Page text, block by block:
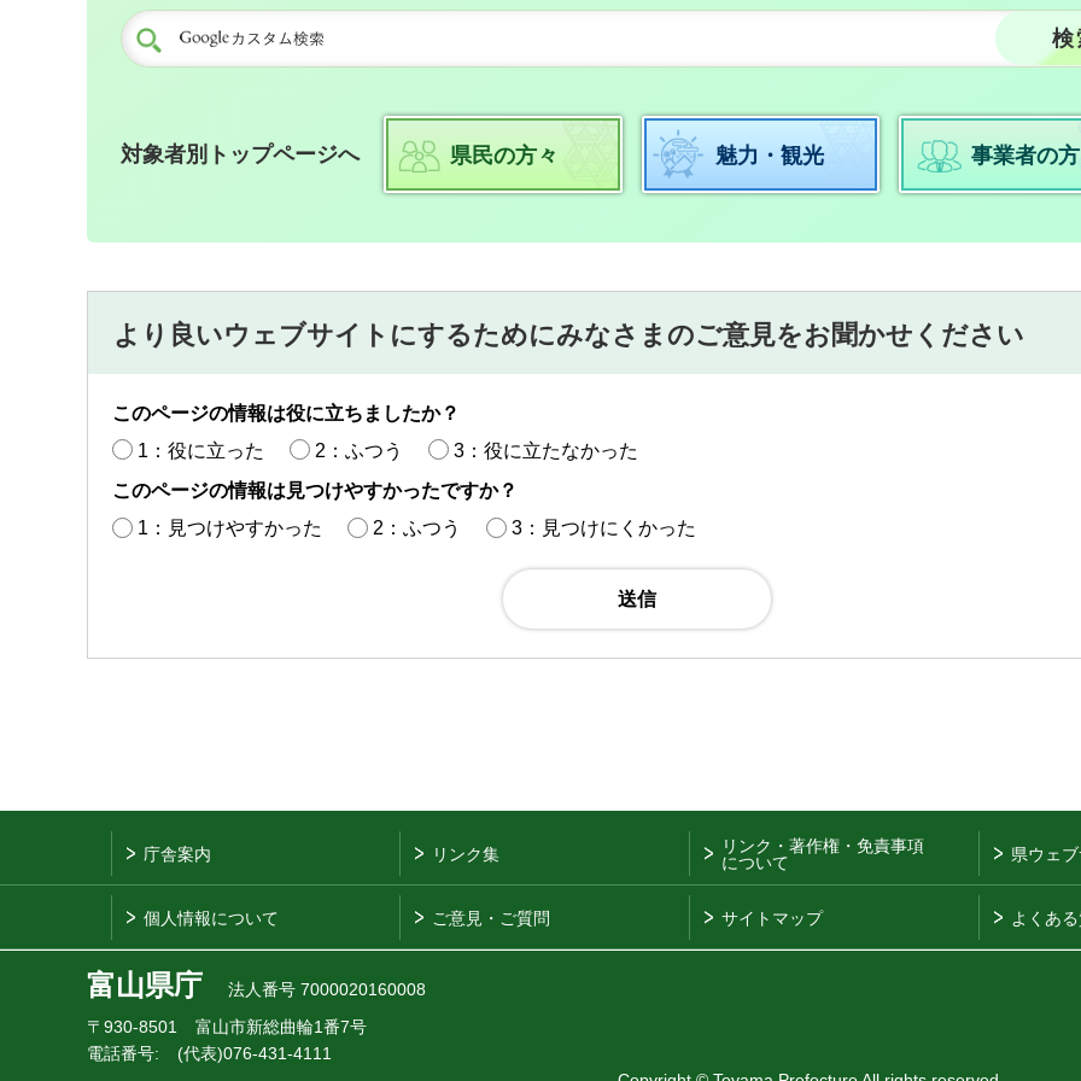
対象者別トップページへ 県民の方々 魅力・観光 事業者の
より良いウェブサイトにするためにみなさまのご意見をお聞かせください
このページの情報は役に立ちましたか？
1：役に立った
2：ふつう
3：役に立たなかった
このページの情報は見つけやすかったですか？
1：見つけやすかった
2：ふつう 3：見つけにくかった
庁舎案内 リンク集
リンク・著作権・免責事項
について
県ウェ
個人情報について ご意見・ご質問 サイトマップ よくあ
富山県庁
法人番号 7000020160008
〒930-8501
富山市新総曲輪1番7号
電話番号:
(代表)076-431-4111